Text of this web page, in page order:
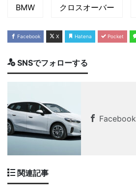
BMW クロスオーバー
Facebook X Hatena Pocket
SNSでフォローする
Facebook
関連記事